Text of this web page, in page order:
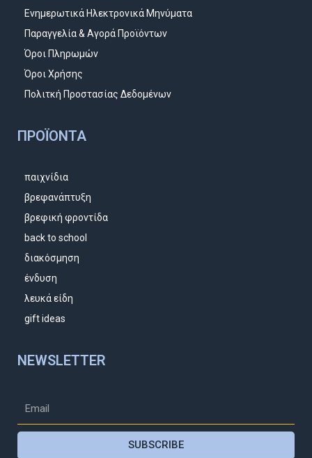
Ενημερωτικά Ηλεκτρονικά Μηνύματα
Παραγγελία & Αγορά Προϊόντων
Όροι Πληρωμών
Όροι Χρήσης
Πολιτκή Προστασίας Δεδομένων
ΠΡΟΪΌΝΤΑ
παιχνίδια
βρεφανάπτυξη
βρεφική φροντίδα
back to school
διακόσμηση
ένδυση
λευκά είδη
gift ideas
NEWSLETTER
SUBSCRIBE